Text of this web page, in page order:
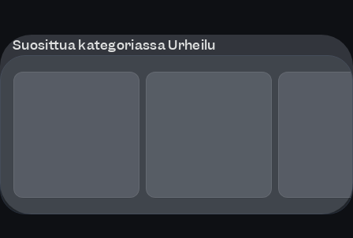
Suosittua kategoriassa Urheilu